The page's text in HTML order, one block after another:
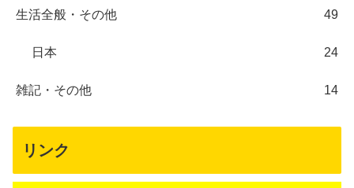
生活全般・その他 49
日本 24
雑記・その他 14
リンク